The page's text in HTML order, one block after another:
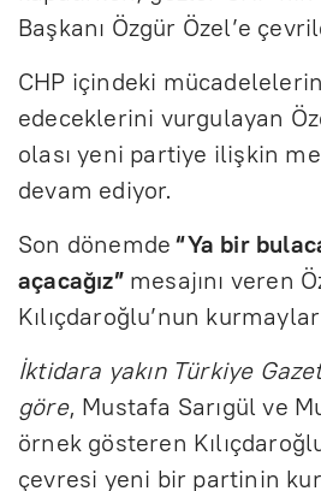
Başkanı Özgür Özel’e
CHP içindeki
edeceklerini vurgulayan
olası yeni partiye ilişkin
devam ediyor.
Son dönemde“Ya bir
açacağız”mesajını veren
Kılıçdaroğlu’nun
İktidara yakın Türkiye
göre, Mustafa Sarıgül ve
örnek gösteren
çevresi yeni bir partinin